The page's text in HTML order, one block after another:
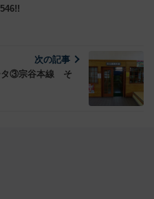
次の記事
タ③宗谷本線 そ